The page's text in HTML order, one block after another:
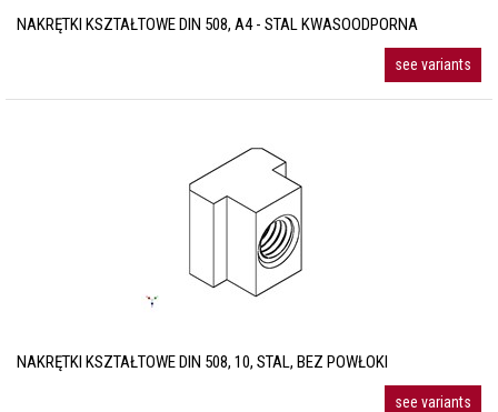
NAKRĘTKI KSZTAŁTOWE DIN 508, A4 - STAL KWASOODPORNA
see variants
NAKRĘTKI KSZTAŁTOWE DIN 508, 10, STAL, BEZ POWŁOKI
see variants